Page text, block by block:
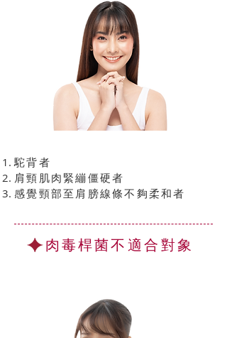
駝背者
肩頸肌肉緊繃僵硬者
感覺頸部至肩膀線條不夠柔和者
肉毒桿菌不適合對象